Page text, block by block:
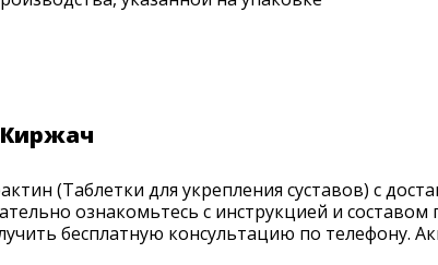
(Таблетки для укрепления суставов) с
ознакомьтесь с инструкцией и
бесплатную консультацию по телефону.